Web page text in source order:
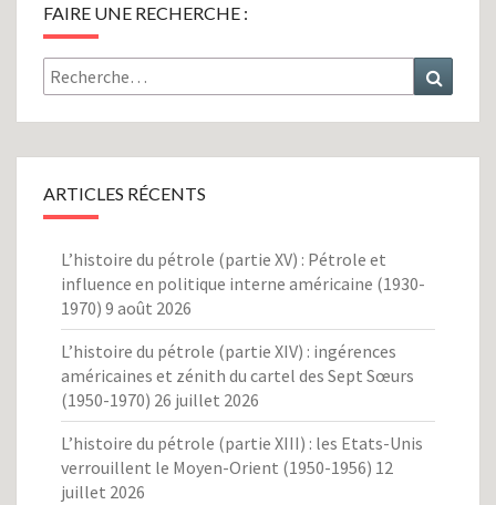
FAIRE UNE RECHERCHE :
Rechercher :
ARTICLES RÉCENTS
L’histoire du pétrole (partie XV) : Pétrole et
influence en politique interne américaine (1930-
1970) 9 août 2026
L’histoire du pétrole (partie XIV) : ingérences
américaines et zénith du cartel des Sept Sœurs
(1950-1970) 26 juillet 2026
L’histoire du pétrole (partie XIII) : les Etats-Unis
verrouillent le Moyen-Orient (1950-1956) 12
juillet 2026